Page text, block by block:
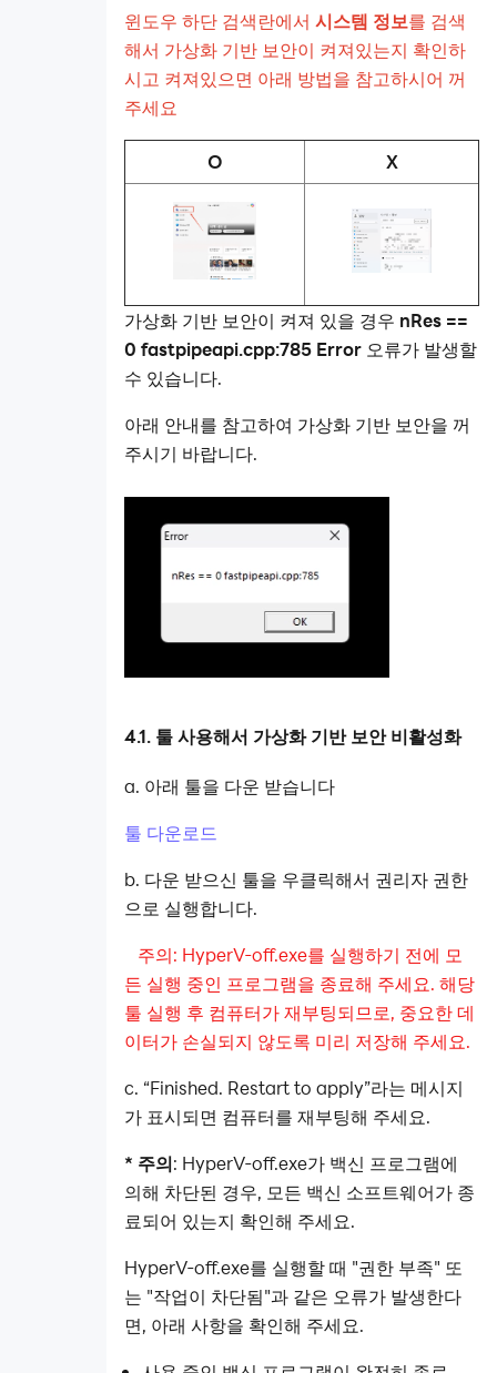
윈도우 하단 검색란에서 시스템 정보를 검색
해서 가상화 기반 보안이 켜져있는지 확인하
시고 켜져있으면 아래 방법을 참고하시어 꺼
주세요
O X
가상화 기반 보안이 켜져 있을 경우 nRes ==
0 fastpipeapi.cpp:785 Error 오류가 발생할
수 있습니다.
아래 안내를 참고하여 가상화 기반 보안을 꺼
주시기 바랍니다.
4.1. 툴 사용해서 가상화 기반 보안 비활성화
a. 아래 툴을 다운 받습니다
툴 다운로드
b. 다운 받으신 툴을 우클릭해서 권리자 권한
으로 실행합니다.
주의: HyperV-off.exe를 실행하기 전에 모
든 실행 중인 프로그램을 종료해 주세요. 해당
툴 실행 후 컴퓨터가 재부팅되므로, 중요한 데
이터가 손실되지 않도록 미리 저장해 주세요.
c. “Finished. Restart to apply”라는 메시지
가 표시되면 컴퓨터를 재부팅해 주세요.
* 주의: HyperV-off.exe가 백신 프로그램에
의해 차단된 경우, 모든 백신 소프트웨어가 종
료되어 있는지 확인해 주세요.
HyperV-off.exe를 실행할 때 "권한 부족" 또
는 "작업이 차단됨"과 같은 오류가 발생한다
면, 아래 사항을 확인해 주세요.